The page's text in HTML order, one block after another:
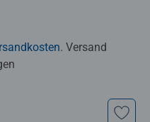
. Versand